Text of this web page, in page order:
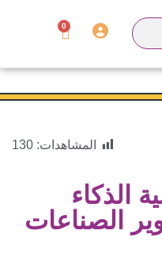
0
المشاهدات: 130
الذكاء
الصناعات